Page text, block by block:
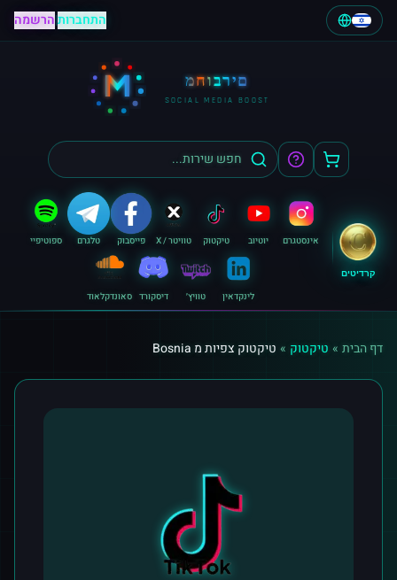
התחברות|הרשמה
M מחוברים
SOCIAL MEDIA BOOST
קרדיטים
אינסטגרם יוטיוב טיקטוק טוויטר / X פייסבוק טלגרם ספוטיפיי
לינקדאין טוויץ׳ דיסקורד סאונדקלאוד
דף הבית » טיקטוק » טיקטוק צפיות מ Bosnia